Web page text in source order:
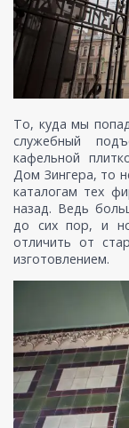
То, куда мы
служебный
кафельной
Дом Зингера, то
каталогам тех
назад. Ведь
до сих пор, и
отличить от
изготовлением.